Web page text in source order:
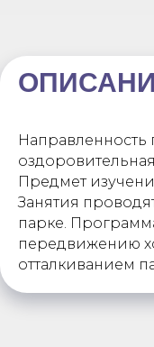
Предмет
Занятия
парке.
передвижению
отталкиванием